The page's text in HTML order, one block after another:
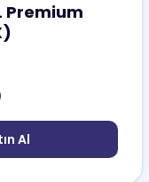
Premium
Al